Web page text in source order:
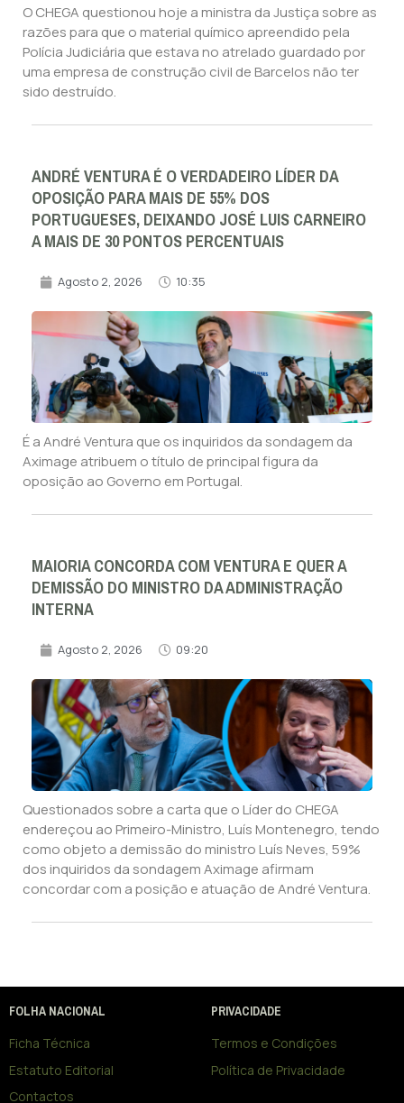
O CHEGA questionou hoje a ministra da Justiça sobre as
razões para que o material químico apreendido pela
Polícia Judiciária que estava no atrelado guardado por
uma empresa de construção civil de Barcelos não ter
sido destruído.
ANDRÉ VENTURA É O VERDADEIRO LÍDER DA
OPOSIÇÃO PARA MAIS DE 55% DOS
PORTUGUESES, DEIXANDO JOSÉ LUIS CARNEIRO
A MAIS DE 30 PONTOS PERCENTUAIS
Agosto 2, 2026 10:35
É a André Ventura que os inquiridos da sondagem da
Aximage atribuem o título de principal figura da
oposição ao Governo em Portugal.
MAIORIA CONCORDA COM VENTURA E QUER A
DEMISSÃO DO MINISTRO DA ADMINISTRAÇÃO
INTERNA
Agosto 2, 2026 09:20
Questionados sobre a carta que o Líder do CHEGA
endereçou ao Primeiro-Ministro, Luís Montenegro, tendo
como objeto a demissão do ministro Luís Neves, 59%
dos inquiridos da sondagem Aximage afirmam
concordar com a posição e atuação de André Ventura.
FOLHA NACIONAL
Ficha Técnica
Estatuto Editorial
Contactos
PRIVACIDADE
Termos e Condições
Política de Privacidade